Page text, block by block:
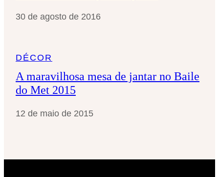
30 de agosto de 2016
DÉCOR
A maravilhosa mesa de jantar no Baile
do Met 2015
12 de maio de 2015